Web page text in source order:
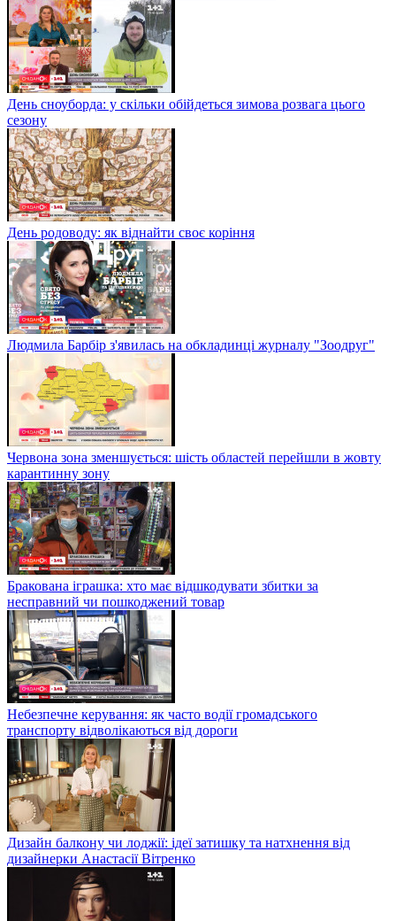
День сноуборда: у скільки обійдеться зимова розвага цього
сезону
День родоводу: як віднайти своє коріння
Людмила Барбір з'явилась на обкладинці журналу "Зоодруг"
Червона зона зменшується: шість областей перейшли в жовту
карантинну зону
Бракована іграшка: хто має відшкодувати збитки за
несправний чи пошкоджений товар
Небезпечне керування: як часто водії громадського
транспорту відволікаються від дороги
Дизайн балкону чи лоджії: ідеї затишку та натхнення від
дизайнерки Анастасії Вітренко